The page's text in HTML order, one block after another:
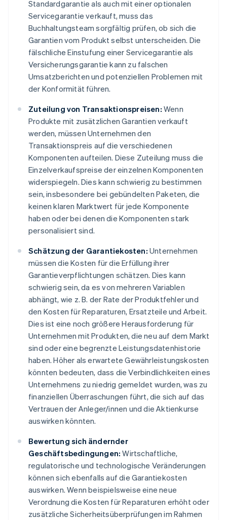
Standardgarantie als auch mit einer optionalen
Servicegarantie verkauft, muss das
Buchhaltungsteam sorgfältig prüfen, ob sich die
Garantien vom Produkt selbst unterscheiden. Die
fälschliche Einstufung einer Servicegarantie als
Versicherungsgarantie kann zu falschen
Umsatzberichten und potenziellen Problemen mit
der Konformität führen.
Zuteilung von Transaktionspreisen: Wenn
Produkte mit zusätzlichen Garantien verkauft
werden, müssen Unternehmen den
Transaktionspreis auf die verschiedenen
Komponenten aufteilen. Diese Zuteilung muss die
Einzelverkaufspreise der einzelnen Komponenten
widerspiegeln. Dies kann schwierig zu bestimmen
sein, insbesondere bei gebündelten Paketen, die
keinen klaren Marktwert für jede Komponente
haben oder bei denen die Komponenten stark
personalisiert sind.
Schätzung der Garantiekosten: Unternehmen
müssen die Kosten für die Erfüllung ihrer
Garantieverpflichtungen schätzen. Dies kann
schwierig sein, da es von mehreren Variablen
abhängt, wie z. B. der Rate der Produktfehler und
den Kosten für Reparaturen, Ersatzteile und Arbeit.
Dies ist eine noch größere Herausforderung für
Unternehmen mit Produkten, die neu auf dem Markt
sind oder eine begrenzte Leistungsdatenhistorie
haben. Höher als erwartete Gewährleistungskosten
könnten bedeuten, dass die Verbindlichkeiten eines
Unternehmens zu niedrig gemeldet wurden, was zu
finanziellen Überraschungen führt, die sich auf das
Vertrauen der Anleger/innen und die Aktienkurse
auswirken könnten.
Bewertung sich ändernder
Geschäftsbedingungen: Wirtschaftliche,
regulatorische und technologische Veränderungen
können sich ebenfalls auf die Garantiekosten
auswirken. Wenn beispielsweise eine neue
Verordnung die Kosten für Reparaturen erhöht oder
zusätzliche Sicherheitsüberprüfungen im Rahmen